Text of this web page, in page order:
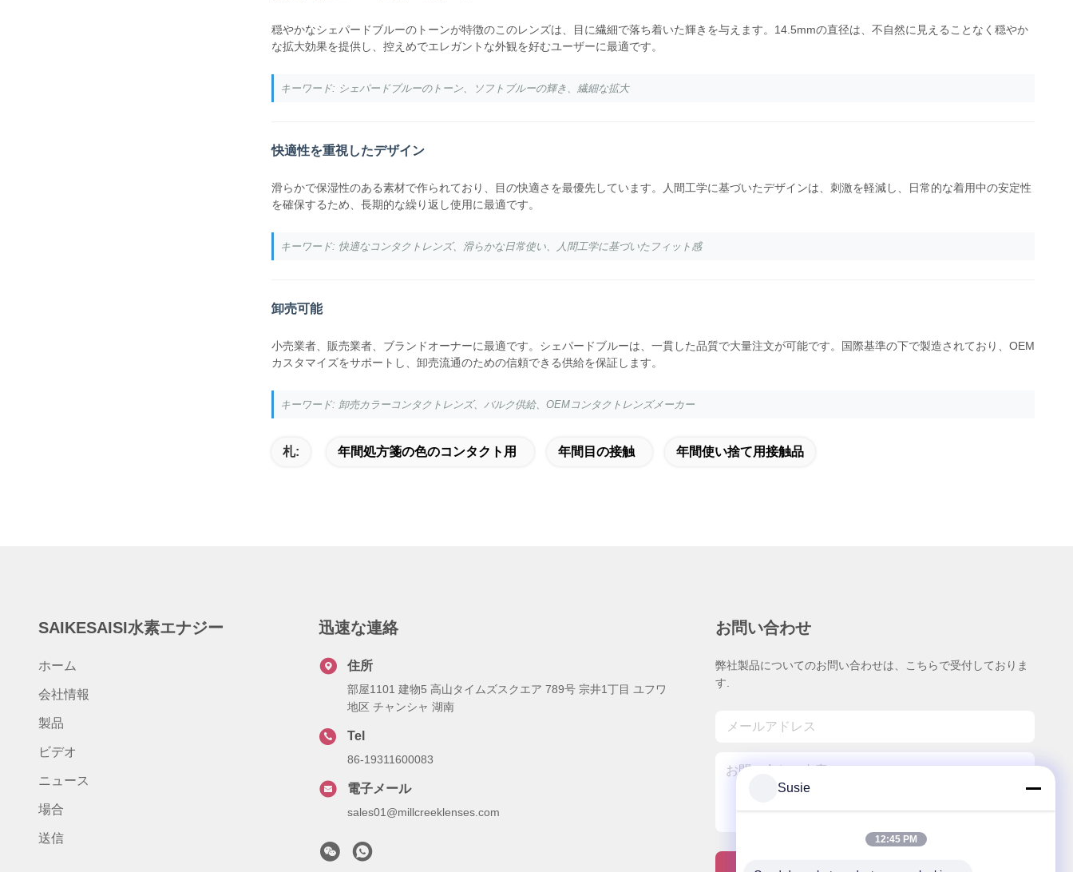
穏やかなシェパードブルーのトーンが特徴のこのレンズは、目に繊細で落ち着いた輝きを与えます。14.5mmの直径は、不自然に見えることなく穏やか
な拡大効果を提供し、控えめでエレガントな外観を好むユーザーに最適です。
キーワード: シェパードブルーのトーン、ソフトブルーの輝き、繊細な拡大
快適性を重視したデザイン
滑らかで保湿性のある素材で作られており、目の快適さを最優先しています。人間工学に基づいたデザインは、刺激を軽減し、日常的な着用中の安定性
を確保するため、長期的な繰り返し使用に最適です。
キーワード: 快適なコンタクトレンズ、滑らかな日常使い、人間工学に基づいたフィット感
卸売可能
小売業者、販売業者、ブランドオーナーに最適です。シェパードブルーは、一貫した品質で大量注文が可能です。国際基準の下で製造されており、OEM
カスタマイズをサポートし、卸売流通のための信頼できる供給を保証します。
キーワード: 卸売カラーコンタクトレンズ、バルク供給、OEMコンタクトレンズメーカー
札: 年間処方箋の色のコンタクト用 年間目の接触 年間使い捨て用接触品
SAIKESAISI水素エナジー
ホーム
会社情報
製品
ビデオ
ニュース
場合
送信
迅速な連絡
住所
部屋1101 建物5 高山タイムズスクエア 789号 宗井1丁目 ユフワ
地区 チャンシャ 湖南
Tel
86-19311600083
電子メール
sales01@millcreeklenses.com
お問い合わせ
弊社製品についてのお問い合わせは、こちらで受付しておりま
す.
Susie
12:45 PM